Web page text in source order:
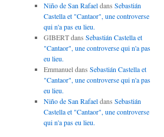
Niño de San Rafaeldans Sebastián
Castella et "Cantaor", une controverse
qui n'a pas eu lieu.
GIBERTdans Sebastián Castella et
"Cantaor", une controverse qui n'a pas
eu lieu.
Emmanueldans Sebastián Castella et
"Cantaor", une controverse qui n'a pas
eu lieu.
Niño de San Rafaeldans Sebastián
Castella et "Cantaor", une controverse
qui n'a pas eu lieu.